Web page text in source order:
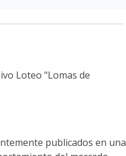
Loteo "Lomas de
publicados en una